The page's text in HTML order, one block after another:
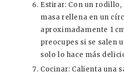
Estirar: Con un rodillo,
masa rellena en un
aproximadamente 1
preocupes si se salen
solo lo hace más
Cocinar: Calienta una